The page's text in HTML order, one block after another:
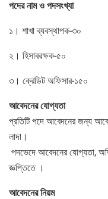
পদেরনাম ও পদসংখ্যা
১। শাখা ব্যবস্থাপক-৩০
২। হিসাবরক্ষক-৫০
৩। ক্রেডিট অফিসার-১৫০
আবেদনেরযোগ্যতা
প্রতিটি পদে আবেদনের জন্য
লাদা।
পদভেদে আবেদনের যোগ্যতা,
জ্ঞপ্তিতে ।
আবেদনের নিয়ম